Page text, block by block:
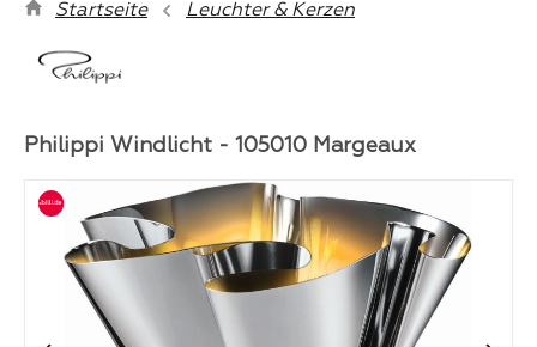
Startseite Leuchter & Kerzen
Bildergalerie überspringen
Philippi Windlicht - 105010 Margeaux